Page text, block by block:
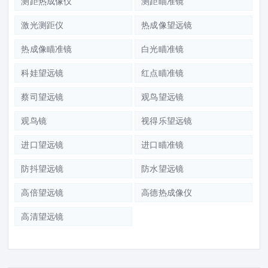
激光测距仪 热成像望远镜
热成像瞄准镜 白光瞄准镜
科娃望远镜 红点瞄准镜
蔡司望远镜 观鸟望远镜
观鸟镜 视得乐望远镜
进口望远镜 进口瞄准镜
防抖望远镜 防水望远镜
高倍望远镜 高德热成像仪
高清望远镜